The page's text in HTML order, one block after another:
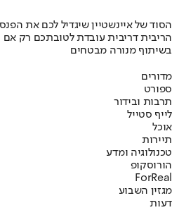
הסוד של איינשטיין שיגדיל לכם את
הריבית דריבית עובדת לטובתכם רק
בשיתוף מנורה מבטחים
מדורים
ספורט
תרבות ובידור
לייף סטייל
אוכל
תיירות
טכנולוגיה ומדע
הורוסקופ
ForReal
מגזין השבוע
דעות